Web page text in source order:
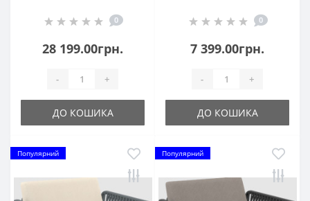
Olive Green 0
28 199.00грн.
- +
ДО КОШИКА
0
7 399.00грн.
- +
ДО КОШИКА
Популярний Популярний